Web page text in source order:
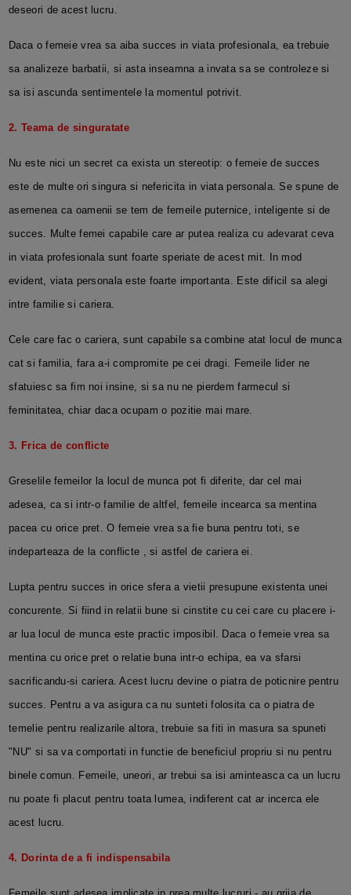
deseori de acest lucru.
Daca o femeie vrea sa aiba succes in viata profesionala, ea trebuie
sa analizeze barbatii, si asta inseamna a invata sa se controleze si
sa isi ascunda sentimentele la momentul potrivit.
2. Teama de singuratate
Nu este nici un secret ca exista un stereotip: o femeie de succes
este de multe ori singura si nefericita in viata personala. Se spune de
asemenea ca oamenii se tem de femeile puternice, inteligente si de
succes. Multe femei capabile care ar putea realiza cu adevarat ceva
in viata profesionala sunt foarte speriate de acest mit. In mod
evident, viata personala este foarte importanta. Este dificil sa alegi
intre familie si cariera.
Cele care fac o cariera, sunt capabile sa combine atat locul de munca
cat si familia, fara a-i compromite pe cei dragi. Femeile lider ne
sfatuiesc sa fim noi insine, si sa nu ne pierdem farmecul si
feminitatea, chiar daca ocupam o pozitie mai mare.
3. Frica de conflicte
Greselile femeilor la locul de munca pot fi diferite, dar cel mai
adesea, ca si intr-o familie de altfel, femeile incearca sa mentina
pacea cu orice pret. O femeie vrea sa fie buna pentru toti, se
indeparteaza de la conflicte , si astfel de cariera ei.
Lupta pentru succes in orice sfera a vietii presupune existenta unei
concurente. Si fiind in relatii bune si cinstite cu cei care cu placere i-
ar lua locul de munca este practic imposibil. Daca o femeie vrea sa
mentina cu orice pret o relatie buna intr-o echipa, ea va sfarsi
sacrificandu-si cariera. Acest lucru devine o piatra de poticnire pentru
succes. Pentru a va asigura ca nu sunteti folosita ca o piatra de
temelie pentru realizarile altora, trebuie sa fiti in masura sa spuneti
"NU" si sa va comportati in functie de beneficiul propriu si nu pentru
binele comun. Femeile, uneori, ar trebui sa isi aminteasca ca un lucru
nu poate fi placut pentru toata lumea, indiferent cat ar incerca ele
acest lucru.
4. Dorinta de a fi indispensabila